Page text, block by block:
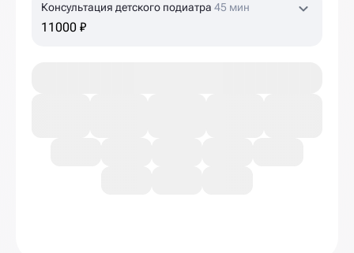
Консультация детского подиатра 45 мин
11000 ₽